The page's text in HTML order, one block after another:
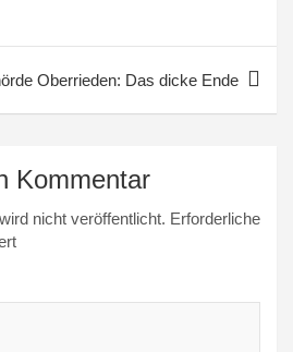
Oberrieden: Das dicke Ende
Kommentar
nicht veröffentlicht. Erforderliche